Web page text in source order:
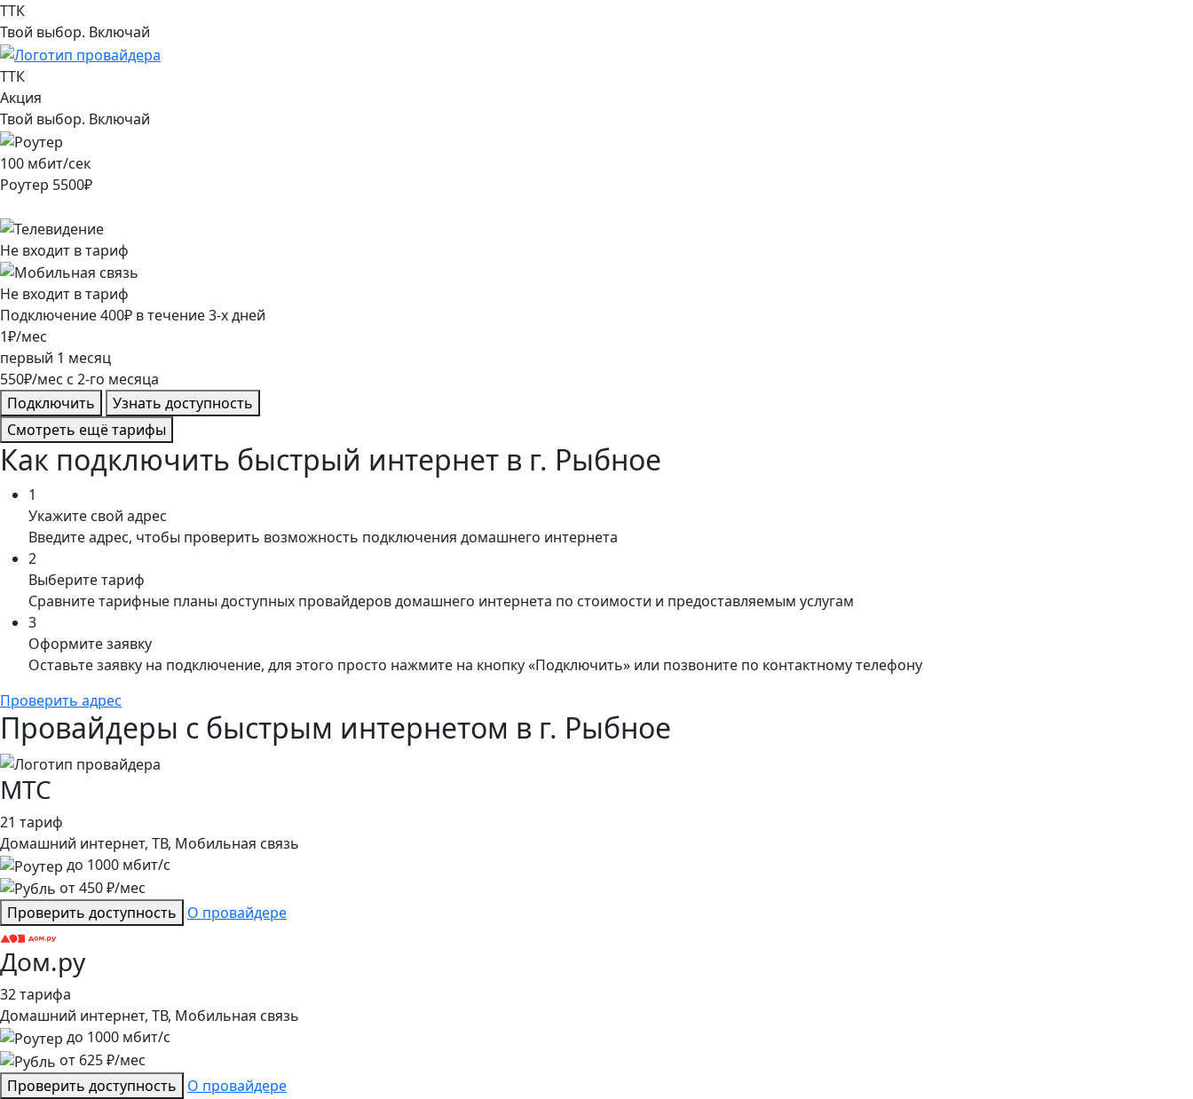
ТТК
Твой выбор. Включай
ТТК
Акция
Твой выбор. Включай
100 мбит/сек
Роутер 5500₽
Не входит в тариф
Не входит в тариф
Подключение400₽ в течение3-х дней
1₽/мес
первый 1 месяц
550₽/мес c 2-го месяца
Подключить
Узнать доступность
Смотреть ещё тарифы
Как подключить быстрый интернет в г. Рыбное
1
Укажите свой адрес
Введите адрес, чтобы проверить возможность подключения домашнего интернета
2
Выберите тариф
Сравните тарифные планы доступных провайдеров домашнего интернета по стоимости и предоставляемым услугам
3
Оформите заявку
Оставьте заявку на подключение, для этого просто нажмите на кнопку «Подключить» или позвоните по контактному телефону
Проверить адрес
Провайдеры с быстрым интернетом в г. Рыбное
МТС
21 тариф
Домашний интернет, ТВ, Мобильная связь
до 1000 мбит/с
от450₽/мес
Проверить доступность
О провайдере
Дом.ру
32 тарифа
Домашний интернет, ТВ, Мобильная связь
до 1000 мбит/с
от 625₽/мес
Проверить доступность
О провайдере